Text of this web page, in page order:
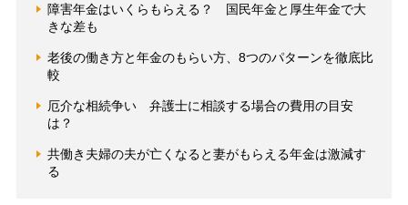
障害年金はいくらもらえる？ 国民年金と厚生年金で大
きな差も
老後の働き方と年金のもらい方、8つのパターンを徹底比
較
厄介な相続争い 弁護士に相談する場合の費用の目安
は？
共働き夫婦の夫が亡くなると妻がもらえる年金は激減す
る